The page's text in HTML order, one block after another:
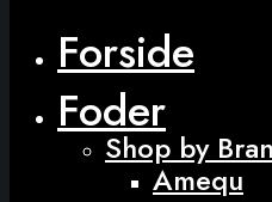
Forside
Foder
Shop by
Amequ